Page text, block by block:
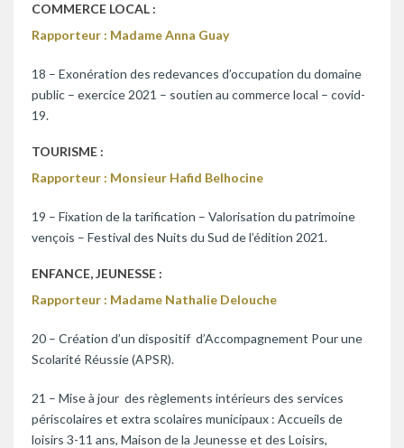
COMMERCE LOCAL :
Rapporteur : Madame Anna Guay
18 – Exonération des redevances d’occupation du domaine
public – exercice 2021 – soutien au commerce local – covid-
19.
TOURISME :
Rapporteur : Monsieur Hafid Belhocine
19 – Fixation de la tarification – Valorisation du patrimoine
vençois – Festival des Nuits du Sud de l’édition 2021.
ENFANCE, JEUNESSE :
Rapporteur : Madame Nathalie Delouche
20 – Création d’un dispositif d’Accompagnement Pour une
Scolarité Réussie (APSR).
21 – Mise à jour des règlements intérieurs des services
périscolaires et extra scolaires municipaux : Accueils de
loisirs 3-11 ans, Maison de la Jeunesse et des Loisirs,